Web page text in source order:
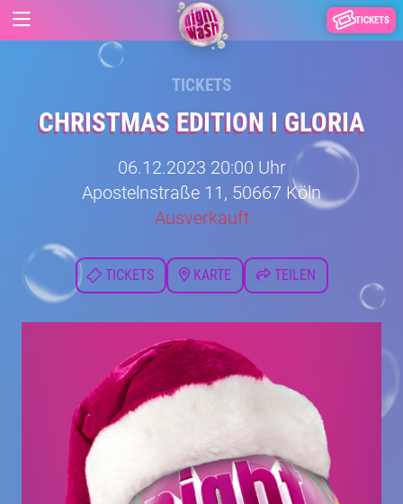
TICKETS
TICKETS
CHRISTMAS EDITION I GLORIA
06.12.2023 20:00 Uhr
Apostelnstraße 11, 50667 Köln
Ausverkauft
TICKETS KARTE TEILEN